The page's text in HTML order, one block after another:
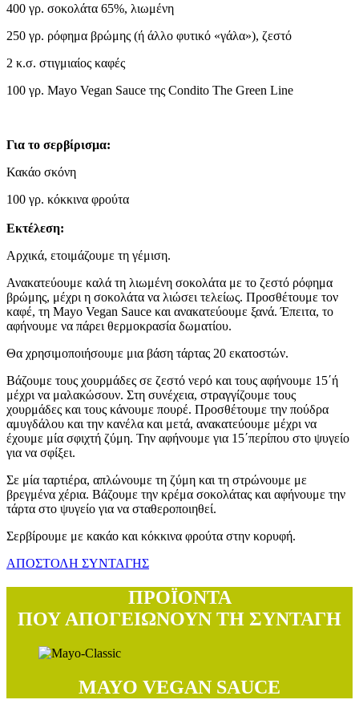
400 γρ. σοκολάτα 65%, λιωμένη
250 γρ. ρόφημα βρώμης (ή άλλο φυτικό «γάλα»), ζεστό
2 κ.σ. στιγμιαίος καφές
100 γρ. Mayo Vegan Sauce της Condito The Green Line
Για το σερβίρισμα:
Κακάο σκόνη
100 γρ. κόκκινα φρούτα
Εκτέλεση:
Αρχικά, ετοιμάζουμε τη γέμιση.
Ανακατεύουμε καλά τη λιωμένη σοκολάτα με το ζεστό ρόφημα
βρώμης, μέχρι η σοκολάτα να λιώσει τελείως. Προσθέτουμε τον
καφέ, τη Mayo Vegan Sauce και ανακατεύουμε ξανά. Έπειτα, το
αφήνουμε να πάρει θερμοκρασία δωματίου.
Θα χρησιμοποιήσουμε μια βάση τάρτας 20 εκατοστών.
Βάζουμε τους χουρμάδες σε ζεστό νερό και τους αφήνουμε 15΄ή
μέχρι να μαλακώσουν. Στη συνέχεια, στραγγίζουμε τους
χουρμάδες και τους κάνουμε πουρέ. Προσθέτουμε την πούδρα
αμυγδάλου και την κανέλα και μετά, ανακατεύουμε μέχρι να
έχουμε μία σφιχτή ζύμη. Την αφήνουμε για 15΄περίπου στο ψυγείο
για να σφίξει.
Σε μία ταρτιέρα, απλώνουμε τη ζύμη και τη στρώνουμε με
βρεγμένα χέρια. Βάζουμε την κρέμα σοκολάτας και αφήνουμε την
τάρτα στο ψυγείο για να σταθεροποιηθεί.
Σερβίρουμε με κακάο και κόκκινα φρούτα στην κορυφή.
ΑΠΟΣΤΟΛΗ ΣΥΝΤΑΓΗΣ
ΠΡΟΪΟΝΤΑ
ΠΟΥ ΑΠΟΓΕΙΩΝΟΥΝ ΤΗ ΣΥΝΤΑΓΗ
MAYO VEGAN SAUCE